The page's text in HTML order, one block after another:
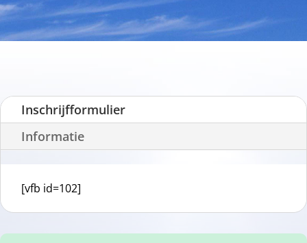
Inschrijfformulier
Informatie
[vfb id=102]